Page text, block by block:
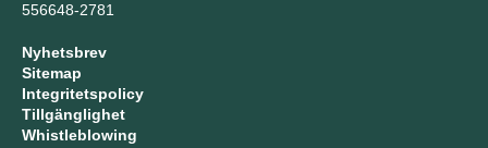
556648-2781
Nyhetsbrev
Sitemap
Integritetspolicy
Tillgänglighet
Whistleblowing